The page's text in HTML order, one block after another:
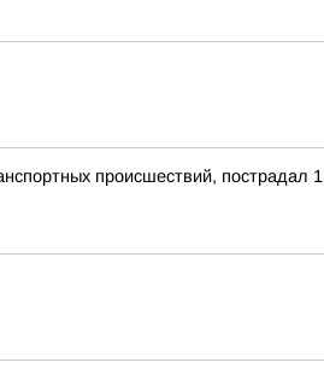
происшествий, пострадал